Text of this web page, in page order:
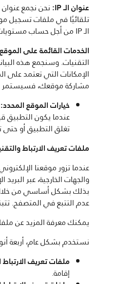
عنوان الـ IP:
تلقائيًا في ملفات تسجيل
الـ IP من أجل حساب مستويات الاستخدام، وتشخيص مشكلات موفر خدمة الإنترنت وإدارة الخدمات على الإنترنت. كما يجوز لنا أيضًا معرفة موقعك التقريبي من عنوان الـ IP الخاص بك.
الخدمات القائمة على
التقنيات. وسنجمع هذه
الإمكانات التي تعتمد على
مشاركة موقعك، فسيستمر
خيارات الموقع المحدد:
عندما يكون التطبيق
تغلق التطبيق أو حتى
ملفات تعريف الارتباط
عندما تزور موقعنا
والجهات الخارجية، عبر
بذلك بشكل أساسي من خلال
عدم التتبع في المتصفح.
يمكنك معرفة المزيد عن
نستخدم بشكل عام، أربعة
ملفات تعريف الارتباط
إقامة.